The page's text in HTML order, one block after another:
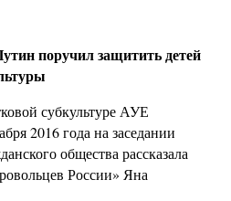
поручил защитить детей
субкультуре АУЕ
2016 года на заседании
общества рассказала
России» Яна